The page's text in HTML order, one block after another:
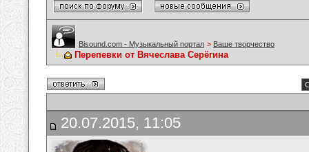
Bisound.com - Музыкальный портал > Ваше творчество
Перепевки от Вячеслава Серёгина
20.07.2015, 11:05